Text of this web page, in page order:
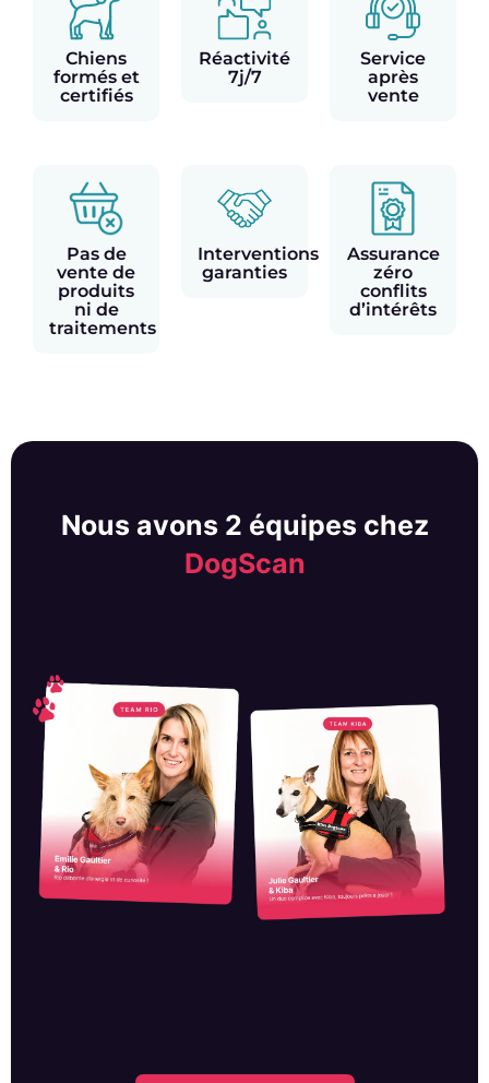
Chiens
formés et
certifiés
Réactivité
7j/7
Service
après
vente
Pas de
vente de
produits
ni de
traitements
Interventions
garanties
Assurance
zéro
conflits
d’intérêts
Nous avons 2 équipes chez
DogScan